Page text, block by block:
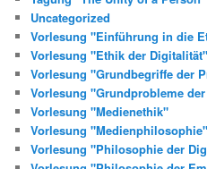
Uncategorized
Vorlesung "Einführung in die
Vorlesung "Ethik der
Vorlesung "Grundbegriffe der
Vorlesung "Grundprobleme
Vorlesung "Medienethik"
Vorlesung "Medienphilosophie"
Vorlesung "Philosophie der